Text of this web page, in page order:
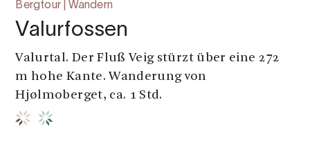
Bergtour | Wandern
Valurfossen
Valurtal. Der Fluß Veig stürzt über eine 272
m hohe Kante. Wanderung von
Hjølmoberget, ca. 1 Std.